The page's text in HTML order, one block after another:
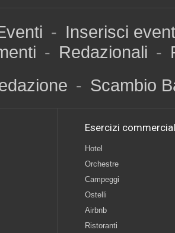
- Inserisci
- Redazionali -
- Scambio
Esercizi
Hotel
Orchestre
Campeggi
Ostelli
Airbnb
Ristoranti